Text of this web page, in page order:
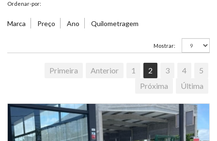
Ordenar-por:
Marca Preço Ano Quilometragem
Mostrar:
Primeira Anterior 1 2 3 4
5
Próxima
Última